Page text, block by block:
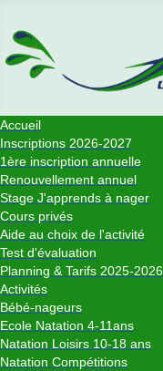
Accueil
Inscriptions 2026-2027
1ère inscription annuelle
Renouvellement annuel
Stage J'apprends à nager
Cours privés
Aide au choix de l'activité
Test d'évaluation
Planning & Tarifs 2025-2026
Activités
Bébé-nageurs
Ecole Natation 4-11ans
Natation Loisirs 10-18 ans
Natation Compétitions